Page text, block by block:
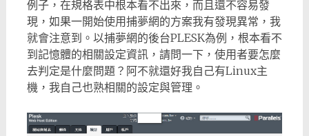
例子，在規格表中根本看不出來，而且還不容易發
現，如果一開始使用捕夢網的方案我有發現異常，我
就會注意到。以捕夢網的後台PLESK為例，根本看不
到記憶體的相關設定資訊，請問一下，使用者要怎麼
去判定是什麼問題？阿不就還好我自己有Linux主
機，我自己也熟相關的設定與管理。